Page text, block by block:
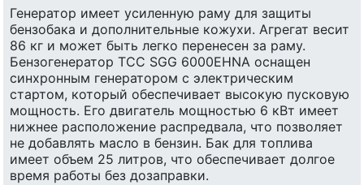
Генератор имеет усиленную раму для защиты
бензобака и дополнительные кожухи. Агрегат весит
86 кг и может быть легко перенесен за раму.
Бензогенератор ТСС SGG 6000EHNA оснащен
синхронным генератором с электрическим
стартом, который обеспечивает высокую пусковую
мощность. Его двигатель мощностью 6 кВт имеет
нижнее расположение распредвала, что позволяет
не добавлять масло в бензин. Бак для топлива
имеет объем 25 литров, что обеспечивает долгое
время работы без дозаправки.